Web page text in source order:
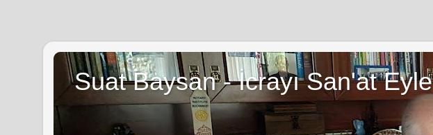
Suat Baysan - İcrayı San'at Eyle